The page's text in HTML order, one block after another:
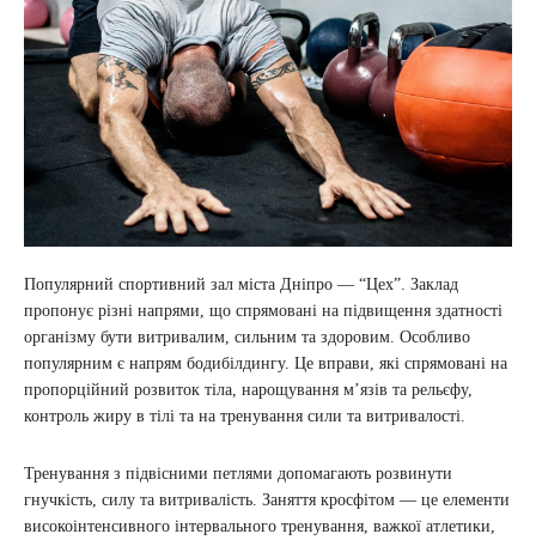
Популярний спортивний зал міста Дніпро — “Цех”. Заклад
пропонує різні напрями, що спрямовані на підвищення здатності
організму бути витривалим, сильним та здоровим. Особливо
популярним є напрям бодибілдингу. Це вправи, які спрямовані на
пропорційний розвиток тіла, нарощування м’язів та рельєфу,
контроль жиру в тілі та на тренування сили та витривалості.
Тренування з підвісними петлями допомагають розвинути
гнучкість, силу та витривалість. Заняття кросфітом — це елементи
високоінтенсивного інтервального тренування, важкої атлетики,